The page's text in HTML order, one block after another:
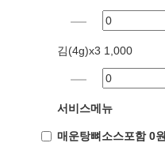
김(4g)x3 1,000
서비스메뉴
매운탕뼈소스포함 0원